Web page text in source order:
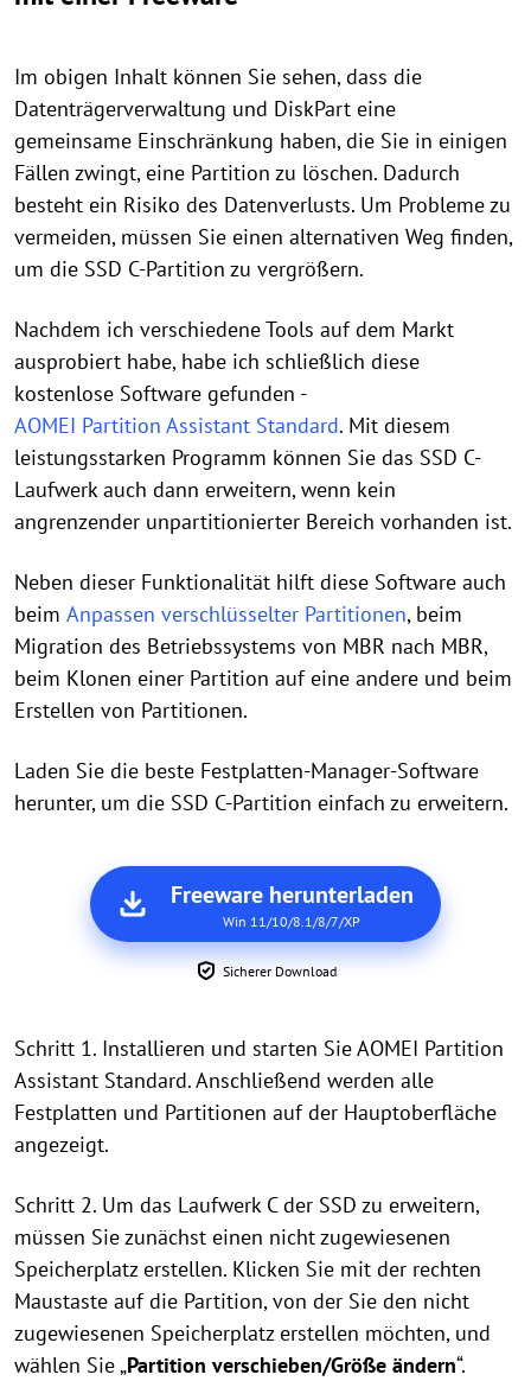
Im obigen Inhalt können Sie sehen, dass die
Datenträgerverwaltung und DiskPart eine
gemeinsame Einschränkung haben, die Sie in einigen
Fällen zwingt, eine Partition zu löschen. Dadurch
besteht ein Risiko des Datenverlusts. Um Probleme zu
vermeiden, müssen Sie einen alternativen Weg finden,
um die SSD C-Partition zu vergrößern.
Nachdem ich verschiedene Tools auf dem Markt
ausprobiert habe, habe ich schließlich diese
kostenlose Software gefunden -
AOMEI Partition Assistant Standard. Mit diesem
leistungsstarken Programm können Sie das SSD C-
Laufwerk auch dann erweitern, wenn kein
angrenzender unpartitionierter Bereich vorhanden ist.
Neben dieser Funktionalität hilft diese Software auch
beim Anpassen verschlüsselter Partitionen, beim
Migration des Betriebssystems von MBR nach MBR,
beim Klonen einer Partition auf eine andere und beim
Erstellen von Partitionen.
Laden Sie die beste Festplatten-Manager-Software
herunter, um die SSD C-Partition einfach zu erweitern.
Freeware herunterladen
Win 11/10/8.1/8/7/XP
Sicherer Download
Schritt 1. Installieren und starten Sie AOMEI Partition
Assistant Standard. Anschließend werden alle
Festplatten und Partitionen auf der Hauptoberfläche
angezeigt.
Schritt 2. Um das Laufwerk C der SSD zu erweitern,
müssen Sie zunächst einen nicht zugewiesenen
Speicherplatz erstellen. Klicken Sie mit der rechten
Maustaste auf die Partition, von der Sie den nicht
zugewiesenen Speicherplatz erstellen möchten, und
wählen Sie „Partition verschieben/Größe ändern“.